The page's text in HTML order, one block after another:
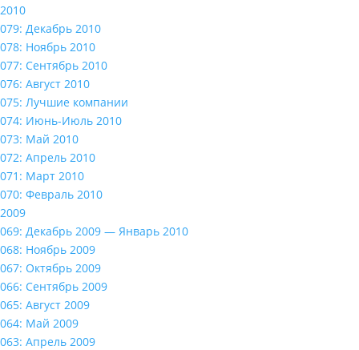
2010
079: Декабрь 2010
078: Ноябрь 2010
077: Сентябрь 2010
076: Август 2010
075: Лучшие компании
074: Июнь-Июль 2010
073: Май 2010
072: Апрель 2010
071: Март 2010
070: Февраль 2010
2009
069: Декабрь 2009 — Январь 2010
068: Ноябрь 2009
067: Октябрь 2009
066: Сентябрь 2009
065: Август 2009
064: Май 2009
063: Апрель 2009